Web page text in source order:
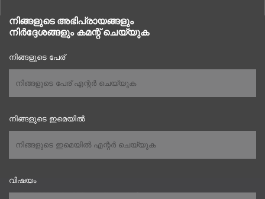
നിങ്ങളുടെ അഭിപ്രായങ്ങളും
നിർദ്ദേശങ്ങളും കമന്റ് ചെയ്യുക
നിങ്ങളുടെ പേര്
നിങ്ങളുടെ ഇമെയിൽ
വിഷയം